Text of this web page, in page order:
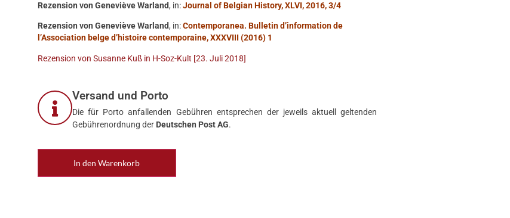
Rezension von Geneviève Warland, in:Journal of Belgian History, XLVI, 2016, 3/4
Rezension von Geneviève Warland, in:Contemporanea. Bulletin d’information de
l’Association belge d’histoire contemporaine, XXXVIII (2016) 1
Rezension von Susanne Kuß in H-Soz-Kult [23. Juli 2018]
Versand und Porto
Die für Porto anfallenden Gebühren entsprechen der jeweils aktuell geltenden
Gebührenordnung der Deutschen Post AG.
In den Warenkorb